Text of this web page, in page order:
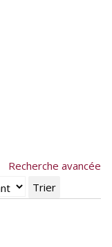
Recherche avancée
Trier